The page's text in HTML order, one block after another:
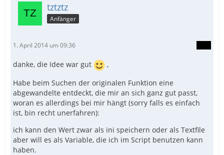
tztztz
Anfänger
1. April 2014 um 09:36
danke, die Idee war gut
,
Habe beim Suchen der originalen Funktion eine
abgewandelte entdeckt, die mir an sich ganz gut passt,
woran es allerdings bei mir hängt (sorry falls es einfach
ist, bin recht unerfahren):
ich kann den Wert zwar als ini speichern oder als Textfile
aber will es als Variable, die ich im Script benutzen kann
haben.